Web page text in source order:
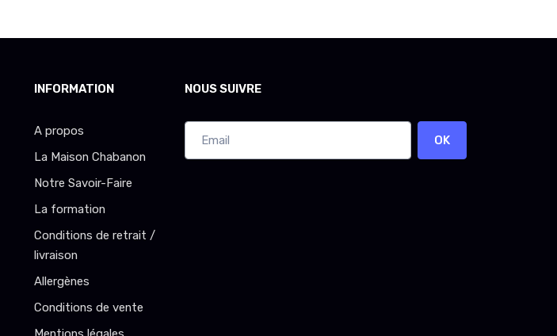
INFORMATION
A propos
La Maison Chabanon
Notre Savoir-Faire
La formation
Conditions de retrait /
livraison
Allergènes
Conditions de vente
NOUS SUIVRE
OK